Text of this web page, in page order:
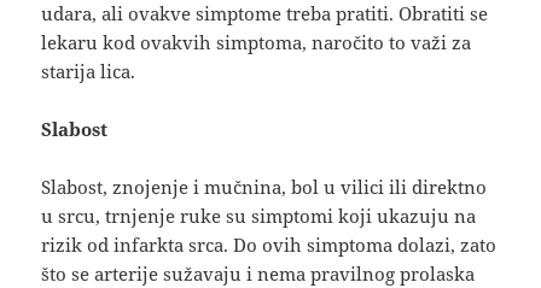
udara, ali ovakve simptome treba pratiti. Obratiti se
lekaru kod ovakvih simptoma, naročito to važi za
starija lica.
Slabost
Slabost, znojenje i mučnina, bol u vilici ili direktno
u srcu, trnjenje ruke su simptomi koji ukazuju na
rizik od infarkta srca. Do ovih simptoma dolazi, zato
što se arterije sužavaju i nema pravilnog prolaska